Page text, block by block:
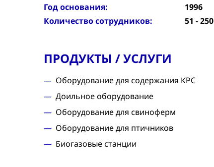
Год основания:
1996
Количество сотрудников:
51 - 250
ПРОДУКТЫ / УСЛУГИ
Оборудование для содержания КРС
Доильное оборудование
Оборудование для свиноферм
Оборудование для птичников
Биогазовые станции